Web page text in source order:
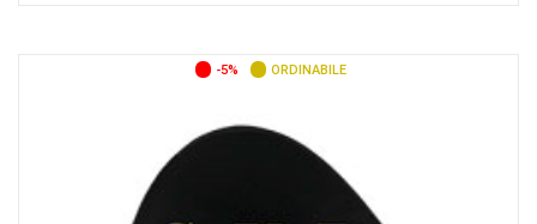
-5% ORDINABILE